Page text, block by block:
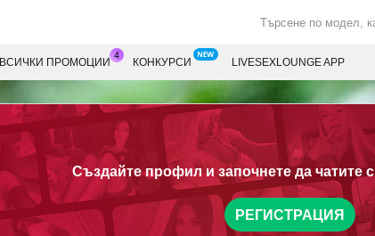
ВСИЧКИ ПРОМОЦИИ КОНКУРСИ LIVESEXLOUNGE APP
Създайте профил и започнете да чатите с
РЕГИСТРАЦИЯ